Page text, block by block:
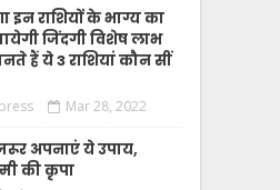
इन राशियों के भाग्य का
जिंदगी विशेष लाभ
हैं ये 3 राशियां कौन सीं
Mar 28, 2022
अपनाएं ये उपाय,
की कृपा